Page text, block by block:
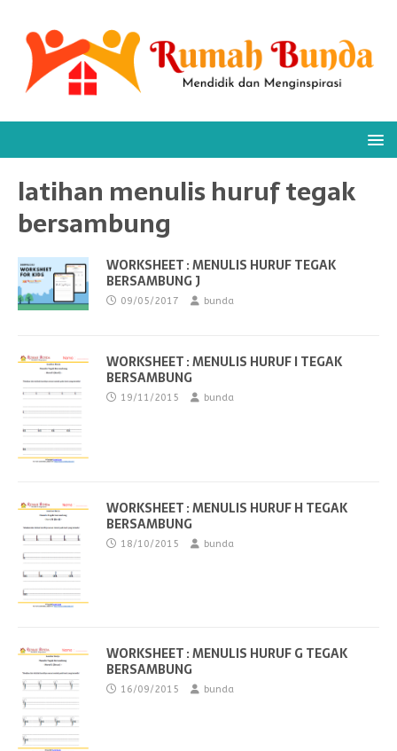
latihan menulis huruf tegak
bersambung
WORKSHEET : MENULIS HURUF TEGAK
BERSAMBUNG J
09/05/2017 bunda
WORKSHEET : MENULIS HURUF I TEGAK
BERSAMBUNG
19/11/2015 bunda
WORKSHEET : MENULIS HURUF H TEGAK
BERSAMBUNG
18/10/2015 bunda
WORKSHEET : MENULIS HURUF G TEGAK
BERSAMBUNG
16/09/2015 bunda